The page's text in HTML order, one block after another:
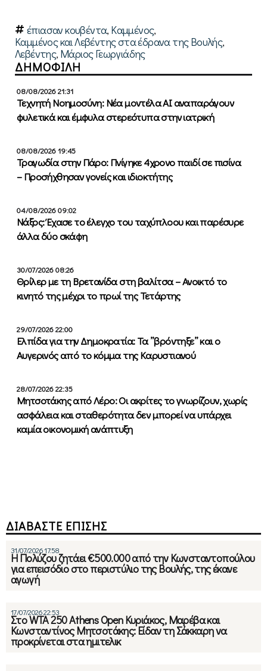
έπιασαν κουβέντα, Καμμένος,
Καμμένος και Λεβέντης στα έδρανα της Βουλής,
Λεβέντης, Μάριος Γεωργιάδης
ΔΗΜΟΦΙΛΗ
08/08/2026 21:31
Τεχνητή Νοημοσύνη: Νέα μοντέλα ΑΙ αναπαράγουν
φυλετικά και έμφυλα στερεότυπα στην ιατρική
08/08/2026 19:45
Τραγωδία στην Πάρο: Πνίγηκε 4χρονο παιδί σε πισίνα
– Προσήχθησαν γονείς και ιδιοκτήτης
04/08/2026 09:02
Νάξος: Έχασε το έλεγχο του ταχύπλοου και παρέσυρε
άλλα δύο σκάφη
30/07/2026 08:26
Θρίλερ με τη Βρετανίδα στη βαλίτσα – Ανοικτό το
κινητό της μέχρι το πρωί της Τετάρτης
29/07/2026 22:00
Ελπίδα για την Δημοκρατία: Τα ”βρόντηξε” και ο
Αυγερινός από το κόμμα της Καρυστιανού
28/07/2026 22:35
Μητσοτάκης από Λέρο: Οι ακρίτες το γνωρίζουν, χωρίς
ασφάλεια και σταθερότητα δεν μπορεί να υπάρχει
καμία οικονομική ανάπτυξη
ΔΙΑΒΑΣΤΕ ΕΠΙΣΗΣ
31/07/2026 17:58
Η Πολύζου ζητάει €500.000 από την Κωνσταντοπούλου
για επεισόδιο στο περιστύλιο της Βουλής, της έκανε
αγωγή
17/07/2026 22:53
Στο WTA 250 Athens Open Κυριάκος, Μαρέβα και
Κωνσταντίνος Μητσοτάκης: Είδαν τη Σάκκαρη να
προκρίνεται στα ημιτελικ